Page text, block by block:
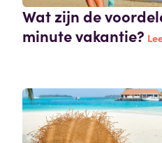
Wat zijn de
minute vakantie?